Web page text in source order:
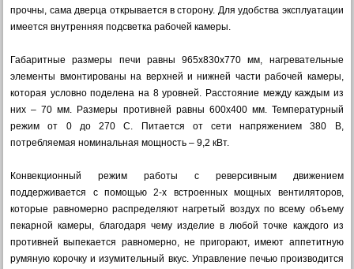
прочны, сама дверца открывается в сторону. Для удобства эксплуатации
имеется внутренняя подсветка рабочей камеры.
Габаритные размеры печи равны 965х830х770 мм, нагревательные
элементы вмонтированы на верхней и нижней части рабочей камеры,
которая условно поделена на 8 уровней. Расстояние между каждым из
них – 70 мм. Размеры противней равны 600х400 мм. Температурный
режим от 0 до 270 С. Питается от сети напряжением 380 В,
потребляемая номинальная мощность – 9,2 кВт.
Конвекционный режим работы с реверсивным движением
поддерживается с помощью 2-х встроенных мощных вентиляторов,
которые равномерно распределяют нагретый воздух по всему объему
пекарной камеры, благодаря чему изделие в любой точке каждого из
противней выпекается равномерно, не пригорают, имеют аппетитную
румяную корочку и изумительный вкус. Управление печью производится